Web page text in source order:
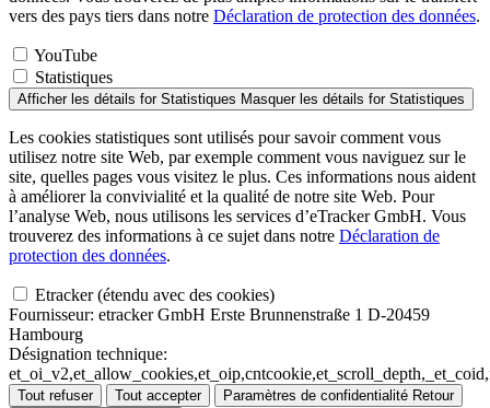
vers des pays tiers dans notre Déclaration de protection des données.
YouTube
Statistiques
Afficher les détails for Statistiques Masquer les détails for Statistiques
Les cookies statistiques sont utilisés pour savoir comment vous
utilisez notre site Web, par exemple comment vous naviguez sur le
site, quelles pages vous visitez le plus. Ces informations nous aident
à améliorer la convivialité et la qualité de notre site Web. Pour
l’analyse Web, nous utilisons les services d’eTracker GmbH. Vous
trouverez des informations à ce sujet dans notre Déclaration de
protection des données.
Etracker (étendu avec des cookies)
Fournisseur: etracker GmbH Erste Brunnenstraße 1 D-20459
Hambourg
Désignation technique:
Tout refuser Tout accepter Paramètres de confidentialité Retour